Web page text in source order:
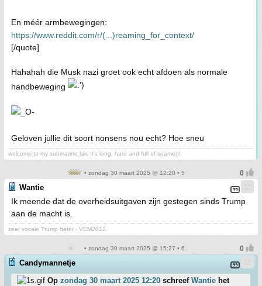
En méér armbewegingen:
https://www.reddit.com/r/(...)reaming_for_context/
[/quote]
Hahahah die Musk nazi groet ook echt afdoen als normale
handbeweging
Geloven jullie dit soort nonsens nou echt? Hoe sneu
welcome to my submarine lair. It's long, hard and full of seamen!
• zondag 30 maart 2025 @ 12:20 • 5
Wantie
Ik meende dat de overheidsuitgaven zijn gestegen sinds Trump
aan de macht is.
zeer vocale Trump hater - VEM2012
• zondag 30 maart 2025 @ 15:27 • 6
Candymannetje
Op zondag 30 maart 2025 12:20 schreef Wantie het